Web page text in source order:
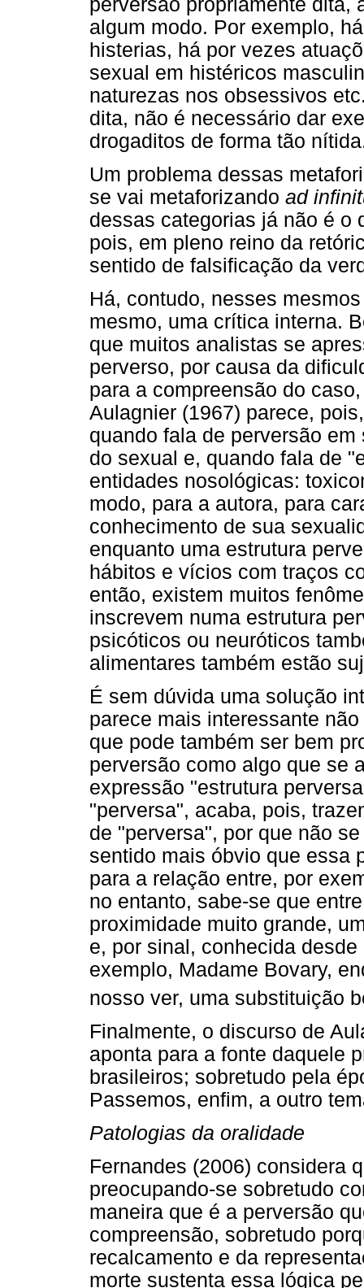
algum modo. Por exemplo,
histerias, há por vezes
sexual em histéricos
naturezas nos obsessivos
dita, não é necessário dar
drogaditos de forma tão
Um problema dessas
se vai metaforizando ad
dessas categorias já não é o
pois, em pleno reino da
sentido de falsificação da
Há, contudo, nesses
mesmo, uma crítica interna.
que muitos analistas se
perverso, por causa da
para a compreensão do
Aulagnier (1967) parece,
quando fala de perversão
do sexual e, quando fala de
entidades nosológicas:
modo, para a autora, para
conhecimento de sua
enquanto uma estrutura
hábitos e vícios com traços
então, existem muitos
inscrevem numa estrutura
psicóticos ou neuróticos
alimentares também estão
É sem dúvida uma solução
parece mais interessante
que pode também ser bem
perversão como algo que se
expressão "estrutura
"perversa", acaba, pois,
de "perversa", por que não
sentido mais óbvio que essa
para a relação entre, por
no entanto, sabe-se que
proximidade muito grande,
e, por sinal, conhecida
exemplo, Madame Bovary,
nosso ver, uma substituição
Finalmente, o discurso de
aponta para a fonte daquele
brasileiros; sobretudo pela
Passemos, enfim, a outro
Patologias da oralidade
Fernandes (2006) considera
preocupando-se sobretudo
maneira que é a perversão
compreensão, sobretudo
recalcamento e da
morte sustenta essa lógica